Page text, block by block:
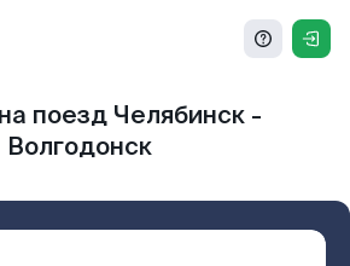
поезд Челябинск -
Волгодонск